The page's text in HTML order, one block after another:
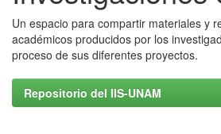
Un espacio para compartir materiales y
académicos producidos por los
proceso de sus diferentes proyectos.
Repositorio del IIS-UNAM